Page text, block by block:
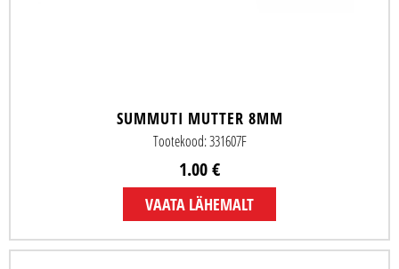
SUMMUTI MUTTER 8MM
Tootekood: 331607F
1.00 €
VAATA LÄHEMALT